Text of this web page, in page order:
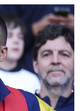
el podio del